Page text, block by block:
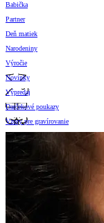
Babička
Partner
Deň matiek
Narodeniny
Výročie
Novinky
Výpredaj
Darčekové poukazy
Vzory pre gravírovanie